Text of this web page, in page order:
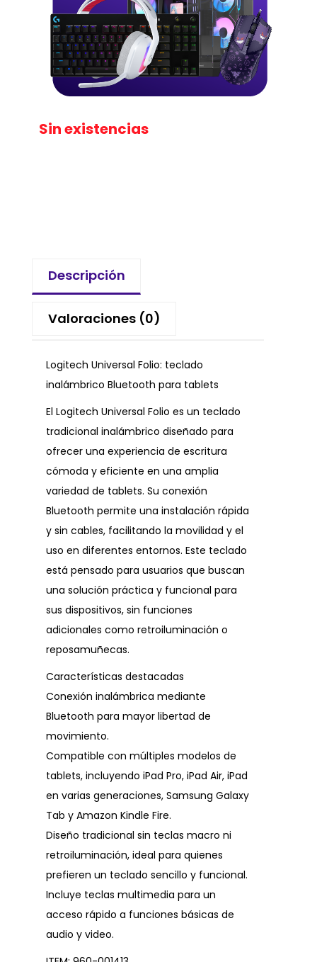
Sin existencias
Descripción
Valoraciones (0)
Logitech Universal Folio: teclado
inalámbrico Bluetooth para tablets
El Logitech Universal Folio es un teclado
tradicional inalámbrico diseñado para
ofrecer una experiencia de escritura
cómoda y eficiente en una amplia
variedad de tablets. Su conexión
Bluetooth permite una instalación rápida
y sin cables, facilitando la movilidad y el
uso en diferentes entornos. Este teclado
está pensado para usuarios que buscan
una solución práctica y funcional para
sus dispositivos, sin funciones
adicionales como retroiluminación o
reposamuñecas.
Características destacadas
Conexión inalámbrica mediante
Bluetooth para mayor libertad de
movimiento.
Compatible con múltiples modelos de
tablets, incluyendo iPad Pro, iPad Air, iPad
en varias generaciones, Samsung Galaxy
Tab y Amazon Kindle Fire.
Diseño tradicional sin teclas macro ni
retroiluminación, ideal para quienes
prefieren un teclado sencillo y funcional.
Incluye teclas multimedia para un
acceso rápido a funciones básicas de
audio y video.